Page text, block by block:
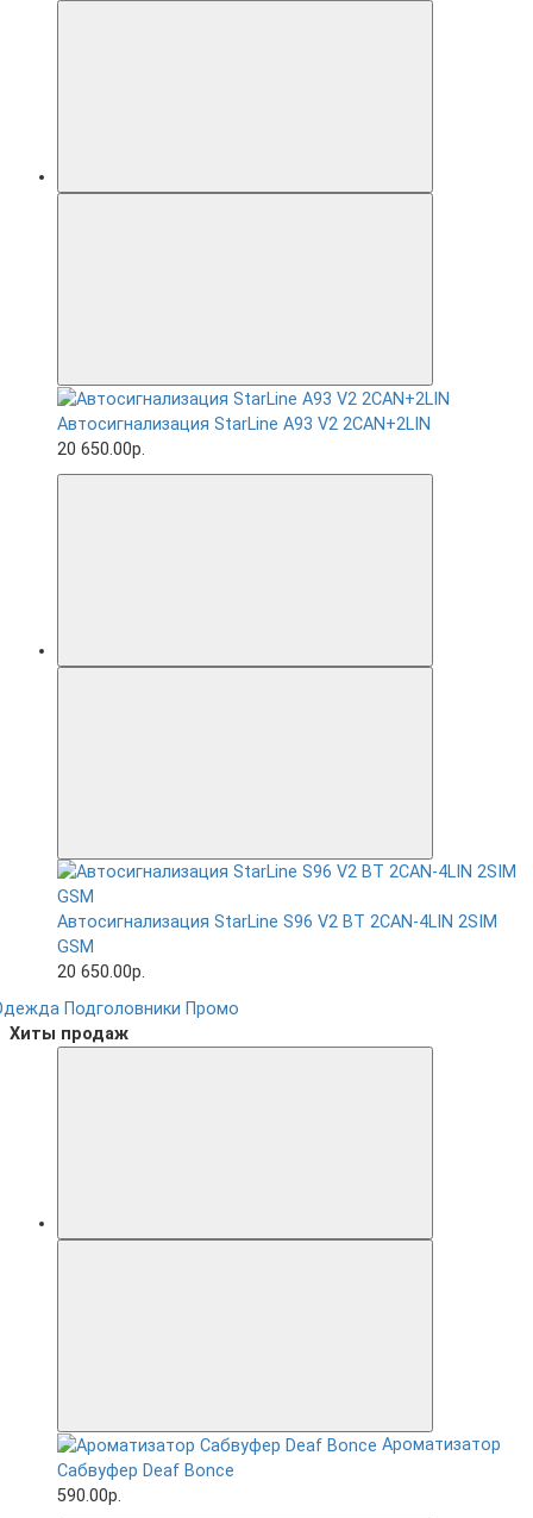
Автосигнализация StarLine A93 V2 2CAN+2LIN
20 650.00р.
Автосигнализация StarLine S96 V2 BT 2CAN-4LIN 2SIM
GSM
20 650.00р.
Подголовники Промо
Хиты продаж
Ароматизатор
Сабвуфер Deaf Bonce
590.00р.